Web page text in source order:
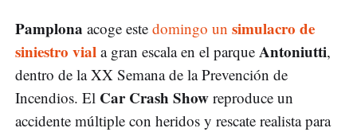
Pamplona acoge este domingo un simulacro de
siniestro vial a gran escala en el parque Antoniutti,
dentro de la XX Semana de la Prevención de
Incendios. El Car Crash Show reproduce un
accidente múltiple con heridos y rescate realista para